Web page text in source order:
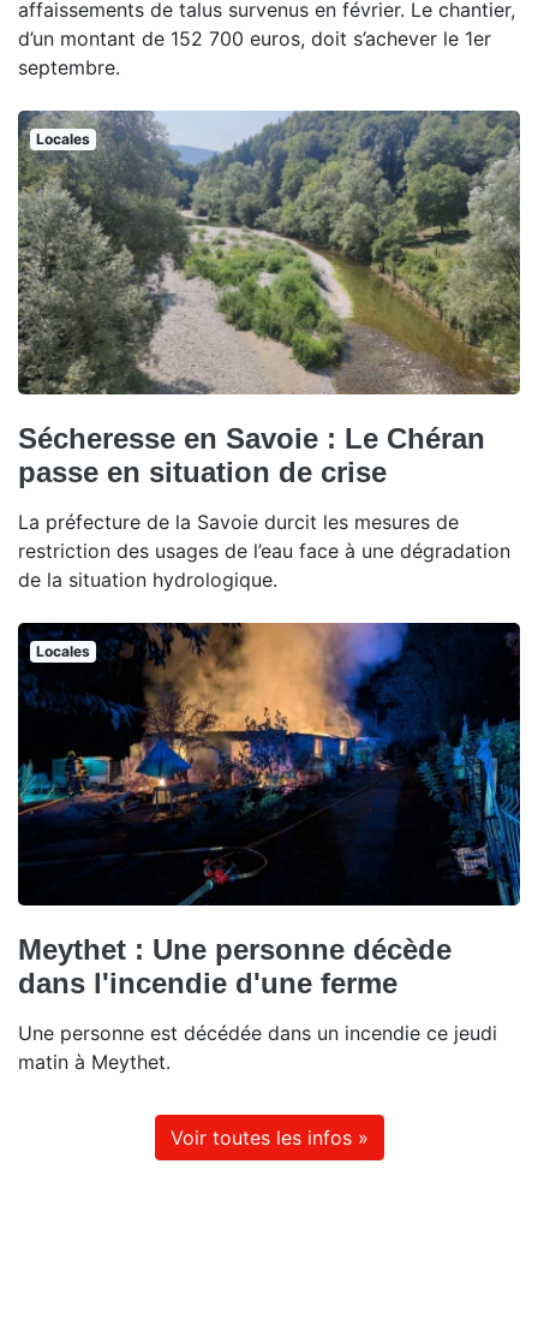
affaissements de talus survenus en février. Le chantier,
d’un montant de 152 700 euros, doit s’achever le 1er
septembre.
Locales
Sécheresse en Savoie : Le Chéran
passe en situation de crise
La préfecture de la Savoie durcit les mesures de
restriction des usages de l’eau face à une dégradation
de la situation hydrologique.
Locales
Meythet : Une personne décède
dans l'incendie d'une ferme
Une personne est décédée dans un incendie ce jeudi
matin à Meythet.
Voir toutes les infos »